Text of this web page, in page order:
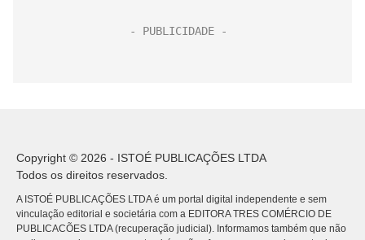
Copyright © 2026 - ISTOÉ PUBLICAÇÕES LTDA
Todos os direitos reservados.
A ISTOÉ PUBLICAÇÕES LTDA é um portal digital independente e sem
vinculação editorial e societária com a EDITORA TRES COMÉRCIO DE
PUBLICACÕES LTDA (recuperação judicial). Informamos também que não